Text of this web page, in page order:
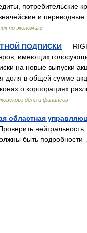
потребительские
и
по экономике
ПОДПИСКИ —
имеющих
на новые выпуски
доля в общей сумме
о корпорациях
дела и финансов
областная
быть